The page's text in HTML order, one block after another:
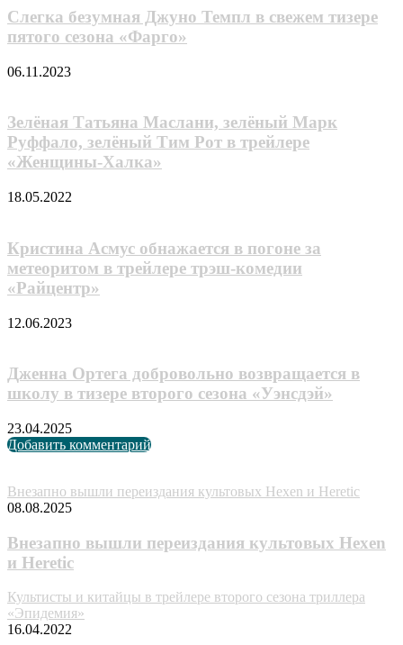
Слегка безумная Джуно Темпл в свежем тизере
пятого сезона «Фарго»
06.11.2023
Зелёная Татьяна Маслани, зелёный Марк
Руффало, зелёный Тим Рот в трейлере
«Женщины-Халка»
18.05.2022
Кристина Асмус обнажается в погоне за
метеоритом в трейлере трэш-комедии
«Райцентр»
12.06.2023
Дженна Ортега добровольно возвращается в
школу в тизере второго сезона «Уэнсдэй»
23.04.2025
Добавить комментарий
Внезапно вышли переиздания культовых Hexen и Heretic
08.08.2025
Внезапно вышли переиздания культовых Hexen
и Heretic
Культисты и китайцы в трейлере второго сезона триллера
«Эпидемия»
16.04.2022